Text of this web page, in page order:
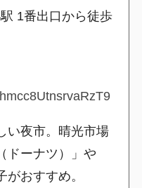
1番出口から徒歩
い夜市。晴光市場
ドーナツ）」や
がおすすめ。